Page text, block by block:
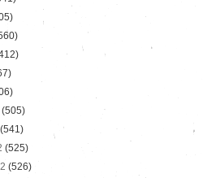
(505)
(541)
(525)
(526)